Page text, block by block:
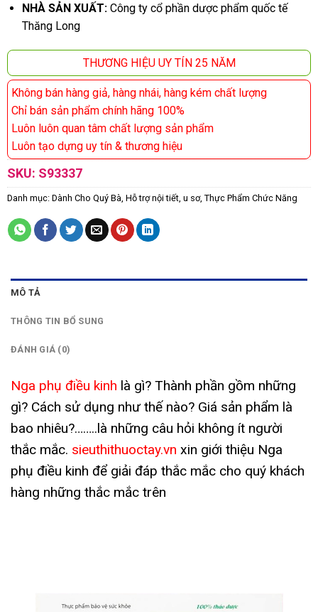
NHÀ SẢN XUẤT:Công ty cổ phần dược phẩm quốc tế
Thăng Long
THƯƠNG HIỆU UY TÍN 25 NĂM
Không bán hàng giả, hàng nhái, hàng kém chất lượng
Chỉ bán sản phẩm chính hãng 100%
Luôn luôn quan tâm chất lượng sản phẩm
Luôn tạo dựng uy tín & thương hiệu
SKU: S93337
Danh mục: Dành Cho Quý Bà, Hỗ trợ nội tiết, u sơ, Thực Phẩm Chức Năng
MÔ TẢ
THÔNG TIN BỔ SUNG
ĐÁNH GIÁ (0)
Nga phụ điều kinh là gì? Thành phần gồm những
gì? Cách sử dụng như thế nào? Giá sản phẩm là
bao nhiêu?……..là những câu hỏi không ít người
thắc mắc. sieuthithuoctay.vn xin giới thiệu Nga
phụ điều kinh để giải đáp thắc mắc cho quý khách
hàng những thắc mắc trên